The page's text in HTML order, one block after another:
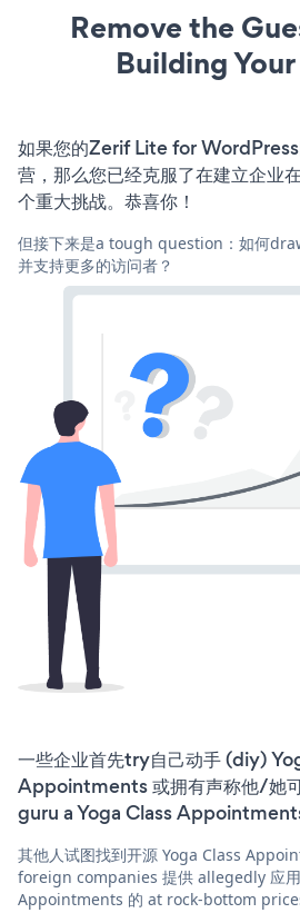
Remove the
Building
如果您的Zerif Lite for WordPress
营，那么您已经克服了在建立企业
个重大挑战。恭喜你！
但接下来是a tough question：如何
并支持更多的访问者？
一些企业首先try自己动手 (diy)
Appointments 或拥有声称他/她
guru a Yoga Class
其他人试图找到开源 Yoga Class
foreign companies 提供 allegedly 应
Appointments 的 at rock-bottom prices